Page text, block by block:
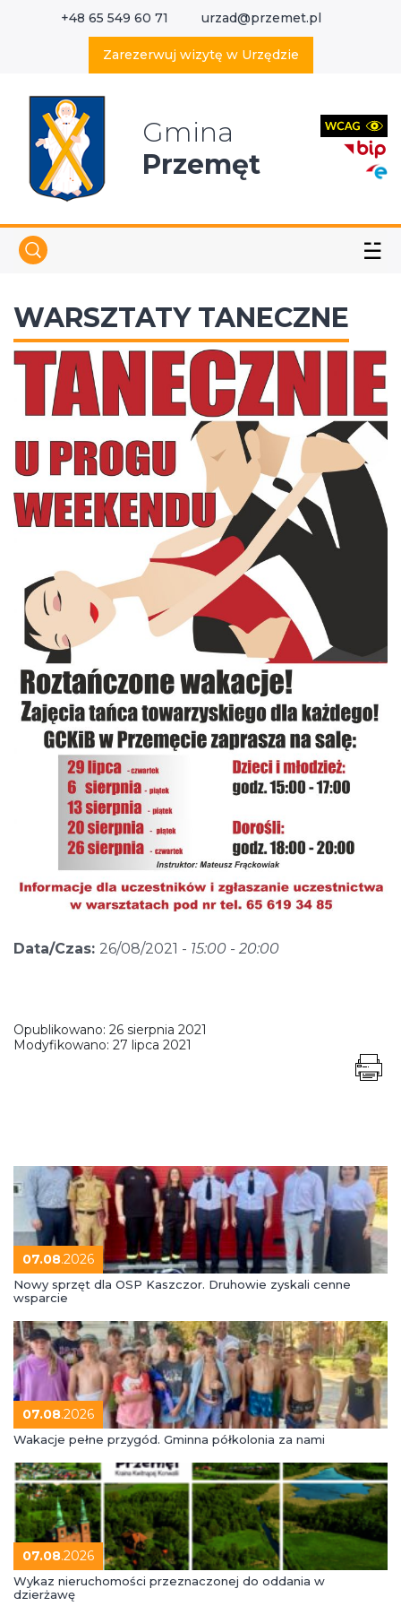
+48 65 549 60 71 urzad@przemet.pl
Zarezerwuj wizytę w Urzędzie
Gmina
Przemęt
☱
WARSZTATY TANECZNE
Data/Czas: 26/08/2021 - 15:00 - 20:00
Opublikowano: 26 sierpnia 2021
Modyfikowano: 27 lipca 2021
07.08.2026
Nowy sprzęt dla OSP Kaszczor. Druhowie zyskali cenne
wsparcie
07.08.2026
Wakacje pełne przygód. Gminna półkolonia za nami
07.08.2026
Wykaz nieruchomości przeznaczonej do oddania w
dzierżawę
Wyszukaj w serwisie